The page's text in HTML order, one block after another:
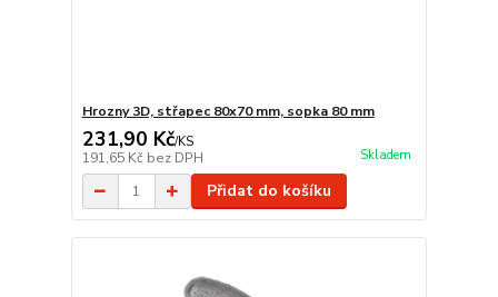
Hrozny 3D, střapec 80x70 mm, sopka 80 mm
231,90 Kč/KS
191,65 Kč bez DPH Skladem
Přidat do košíku